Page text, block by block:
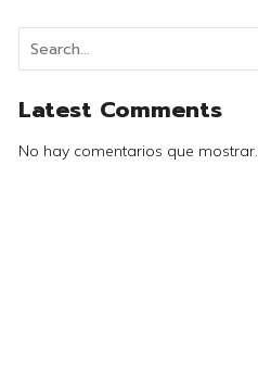
Latest Comments
No hay comentarios que mostrar.